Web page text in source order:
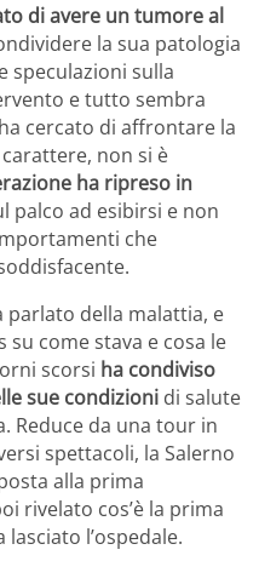
di avere un tumore al
la sua patologia
speculazioni sulla
e tutto sembra
cercato di affrontare la
non si è
ha ripreso in
palco ad esibirsi e non
che
parlato della malattia, e
come stava e cosa le
scorsi ha condiviso
sue condizioni di salute
Reduce da una tour in
spettacoli, la Salerno
alla prima
rivelato cos’è la prima
l’ospedale.